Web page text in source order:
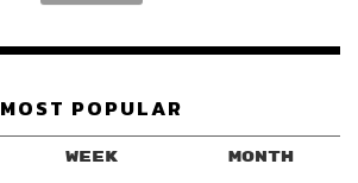
MOST POPULAR
WEEK MONTH